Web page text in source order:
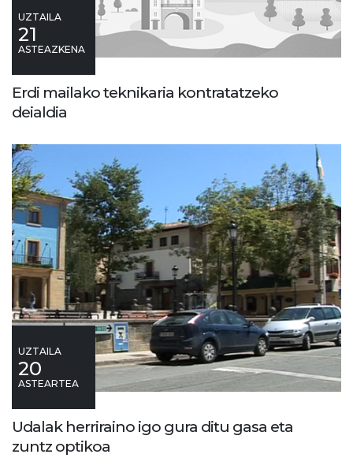
UZTAILA
21
ASTEAZKENA
Erdi mailako teknikaria kontratatzeko
deialdia
UZTAILA
20
ASTEARTEA
Udalak herriraino igo gura ditu gasa eta
zuntz optikoa